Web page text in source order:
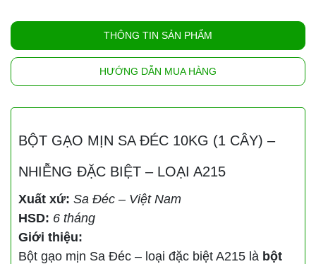
THÔNG TIN SẢN PHẨM
HƯỚNG DẪN MUA HÀNG
BỘT GẠO MỊN SA ĐÉC 10KG (1 CÂY) –
NHIỄNG ĐẶC BIỆT – LOẠI A215
Xuất xứ: Sa Đéc – Việt Nam
HSD: 6 tháng
Giới thiệu:
Bột gạo mịn Sa Đéc – loại đặc biệt A215 là bột